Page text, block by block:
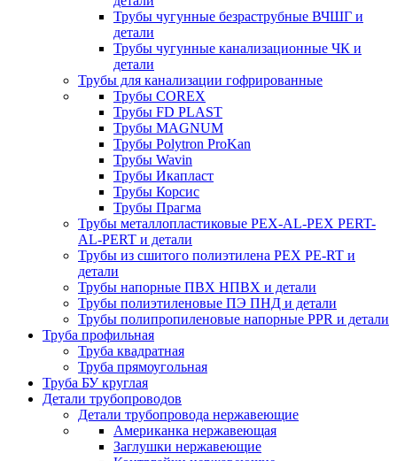
Трубы чугунные безраструбные ВЧШГ и
детали
Трубы чугунные канализационные ЧК и
детали
Трубы для канализации гофрированные
Трубы COREX
Трубы FD PLAST
Трубы MAGNUM
Трубы Polytron ProKan
Трубы Wavin
Трубы Икапласт
Трубы Корсис
Трубы Прагма
Трубы металлопластиковые PEX-AL-PEX PERT-
AL-PERT и детали
Трубы из сшитого полиэтилена PEX PE-RT и
детали
Трубы напорные ПВХ НПВХ и детали
Трубы полиэтиленовые ПЭ ПНД и детали
Трубы полипропиленовые напорные PPR и детали
Труба профильная
Труба квадратная
Труба прямоугольная
Труба БУ круглая
Детали трубопроводов
Детали трубопровода нержавеющие
Американка нержавеющая
Заглушки нержавеющие